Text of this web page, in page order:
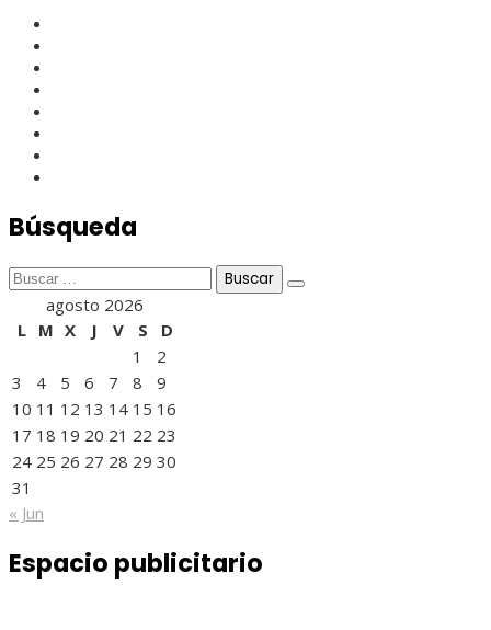
Búsqueda
Buscar:
agosto 2026
L M X J V S
D
1
2
3
4 5 6 7 8
9
10 11 12 13 14 15 16
17 18 19 20 21 22 23
24 25 26 27 28 29 30
31
« Jun
Espacio publicitario